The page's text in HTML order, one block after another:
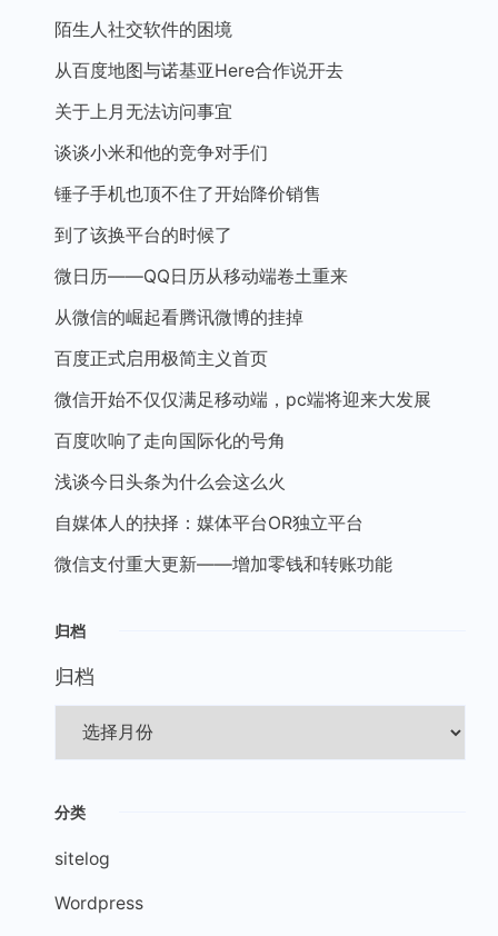
陌生人社交软件的困境
从百度地图与诺基亚Here合作说开去
关于上月无法访问事宜
谈谈小米和他的竞争对手们
锤子手机也顶不住了开始降价销售
到了该换平台的时候了
微日历——QQ日历从移动端卷土重来
从微信的崛起看腾讯微博的挂掉
百度正式启用极简主义首页
微信开始不仅仅满足移动端，pc端将迎来大发展
百度吹响了走向国际化的号角
浅谈今日头条为什么会这么火
自媒体人的抉择：媒体平台OR独立平台
微信支付重大更新——增加零钱和转账功能
归档
归档
分类
sitelog
Wordpress